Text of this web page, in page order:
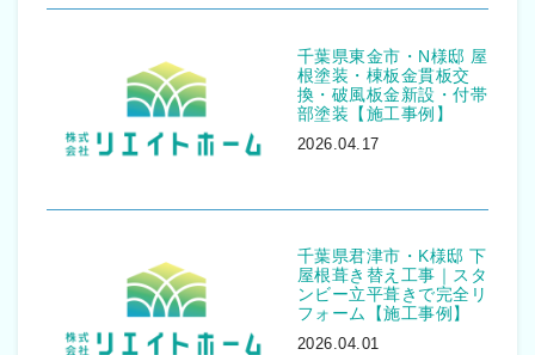
千葉県東金市・N様邸 屋
根塗装・棟板金貫板交
換・破風板金新設・付帯
部塗装【施工事例】
2026.04.17
千葉県君津市・K様邸 下
屋根葺き替え工事｜スタ
ンビー立平葺きで完全リ
フォーム【施工事例】
2026.04.01